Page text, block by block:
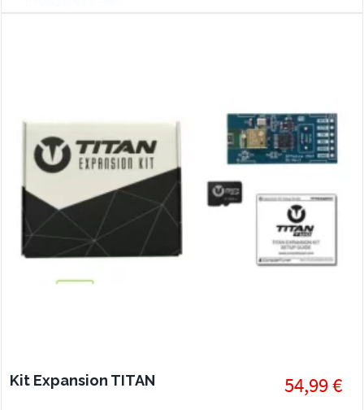
Kit Expansion TITAN 54,99 €